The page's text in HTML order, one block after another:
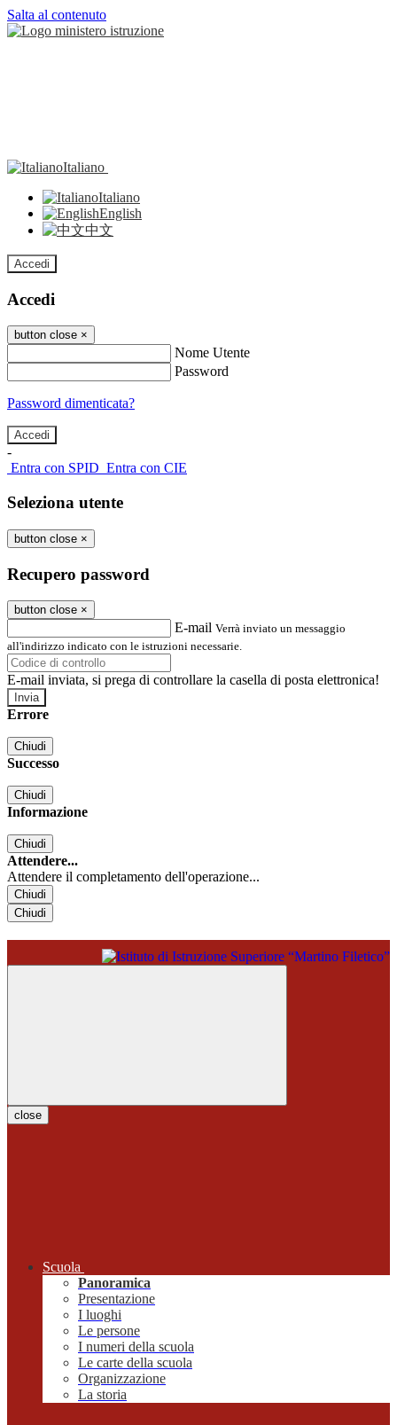
Salta al contenuto
Italiano
Italiano
English
中文
Accedi
Accedi
button close ×
Nome Utente
Password
Password dimenticata?
-
Entra con SPID Entra con CIE
Seleziona utente
button close ×
Recupero password
button close ×
E-mail Verrà inviato un messaggio
all'indirizzo indicato con le istruzioni necessarie.
E-mail inviata, si prega di controllare la casella di posta elettronica!
Errore
Chiudi
Successo
Chiudi
Informazione
Chiudi
Attendere...
Attendere il completamento dell'operazione...
Chiudi
Chiudi
close
Scuola
Panoramica
Presentazione
I luoghi
Le persone
I numeri della scuola
Le carte della scuola
Organizzazione
La storia